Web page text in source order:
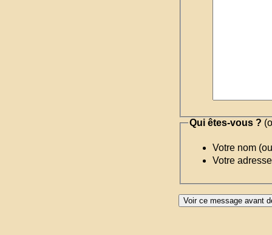
Qui êtes-vous ?
Votre nom
Votre